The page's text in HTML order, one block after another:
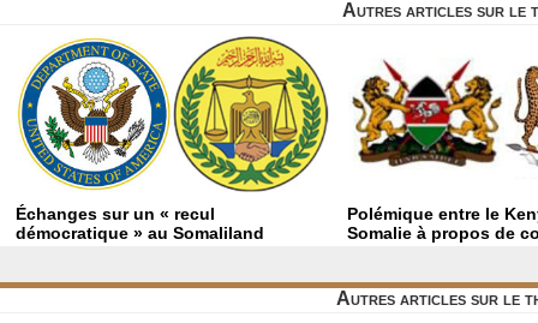
Autres articles sur le
Échanges sur un « recul
démocratique » au Somaliland
Polémique entre le
Somalie à propos de
Autres articles sur le